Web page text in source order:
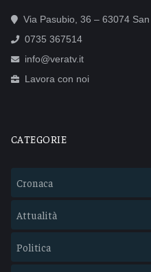
Via Pasubio, 36 – 63074
0735 367514
info@veratv.it
Lavora con noi
CATEGORIE
Cronaca
Attualità
Politica